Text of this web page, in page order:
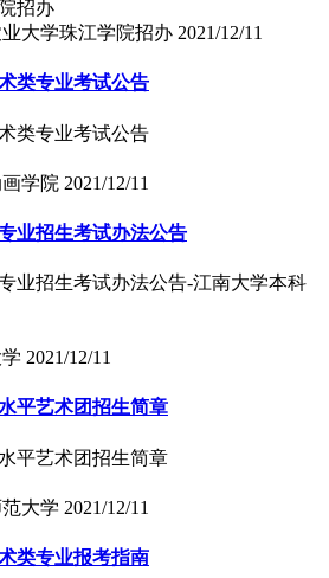
大学珠江学院招办 2021/12/11
类专业考试公告
类专业考试公告
学院 2021/12/11
业招生考试办法公告
业招生考试办法公告-江南大学本科
2021/12/11
平艺术团招生简章
平艺术团招生简章
大学 2021/12/11
类专业报考指南